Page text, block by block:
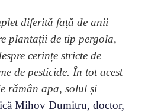
diferită față de anii
plantații de tip pergola,
cerințe stricte de
de pesticide. În tot acest
rămân apa, solul și
Mihov Dumitru, doctor,